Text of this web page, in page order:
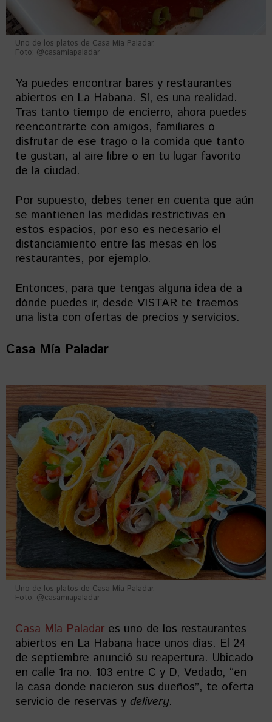
Uno de los platos de Casa Mía Paladar.
Foto: @casamiapaladar
Ya puedes encontrar bares y restaurantes
abiertos en La Habana. Sí, es una realidad.
Tras tanto tiempo de encierro, ahora puedes
reencontrarte con amigos, familiares o
disfrutar de ese trago o la comida que tanto
te gustan, al aire libre o en tu lugar favorito
de la ciudad.
Por supuesto, debes tener en cuenta que aún
se mantienen las medidas restrictivas en
estos espacios, por eso es necesario el
distanciamiento entre las mesas en los
restaurantes, por ejemplo.
Entonces, para que tengas alguna idea de a
dónde puedes ir, desde VISTAR te traemos
una lista con ofertas de precios y servicios.
Casa Mía Paladar
Uno de los platos de Casa Mía Paladar.
Foto: @casamiapaladar
Casa Mía Paladar es uno de los restaurantes
abiertos en La Habana hace unos días. El 24
de septiembre anunció su reapertura. Ubicado
en calle 1ra no. 103 entre C y D, Vedado, “en
la casa donde nacieron sus dueños”, te oferta
servicio de reservas y delivery.